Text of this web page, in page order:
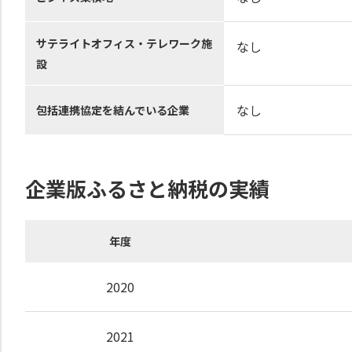
サテライトオフィス・テレワーク施
設
なし
包括連携協定を結んでいる企業 なし
企業版ふるさと納税の実績
年度
2020
2021